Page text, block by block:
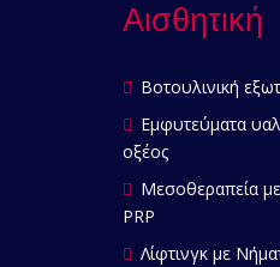
Αισθητική
Βοτουλινική
Εμφυτεύματα
οξέος
Μεσοθεραπεία
PRP
Λίφτινγκ με